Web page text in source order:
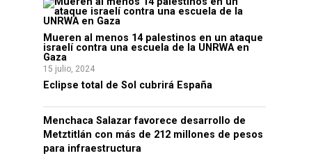
Mueren al menos 14 palestinos en un ataque
israelí contra una escuela de la UNRWA en
Gaza
15 julio, 2024
Eclipse total de Sol cubrirá España
Menchaca Salazar favorece desarrollo de
Metztitlán con más de 212 millones de pesos
para infraestructura